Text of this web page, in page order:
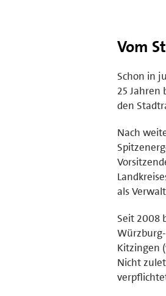
Vom
Schon in
25 Jahren
den
Nach
als
Seit 2008
Kitzingen
Nicht